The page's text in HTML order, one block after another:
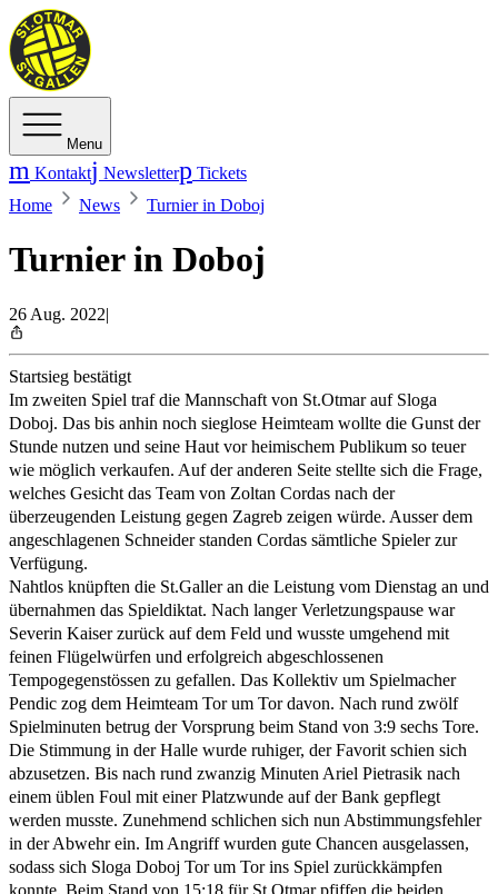
Menu
Kontakt Newsletter
Tickets
Home
News Turnier in Doboj
Turnier in Doboj
26 Aug. 2022|
Startsieg bestätigt
Im zweiten Spiel traf die Mannschaft von St.Otmar auf Sloga
Doboj. Das bis anhin noch sieglose Heimteam wollte die Gunst der
Stunde nutzen und seine Haut vor heimischem Publikum so teuer
wie möglich verkaufen. Auf der anderen Seite stellte sich die Frage,
welches Gesicht das Team von Zoltan Cordas nach der
überzeugenden Leistung gegen Zagreb zeigen würde. Ausser dem
angeschlagenen Schneider standen Cordas sämtliche Spieler zur
Verfügung.
Nahtlos knüpften die St.Galler an die Leistung vom Dienstag an und
übernahmen das Spieldiktat. Nach langer Verletzungspause war
Severin Kaiser zurück auf dem Feld und wusste umgehend mit
feinen Flügelwürfen und erfolgreich abgeschlossenen
Tempogegenstössen zu gefallen. Das Kollektiv um Spielmacher
Pendic zog dem Heimteam Tor um Tor davon. Nach rund zwölf
Spielminuten betrug der Vorsprung beim Stand von 3:9 sechs Tore.
Die Stimmung in der Halle wurde ruhiger, der Favorit schien sich
abzusetzen. Bis nach rund zwanzig Minuten Ariel Pietrasik nach
einem üblen Foul mit einer Platzwunde auf der Bank gepflegt
werden musste. Zunehmend schlichen sich nun Abstimmungsfehler
in der Abwehr ein. Im Angriff wurden gute Chancen ausgelassen,
sodass sich Sloga Doboj Tor um Tor ins Spiel zurückkämpfen
konnte. Beim Stand von 15:18 für St.Otmar pfiffen die beiden